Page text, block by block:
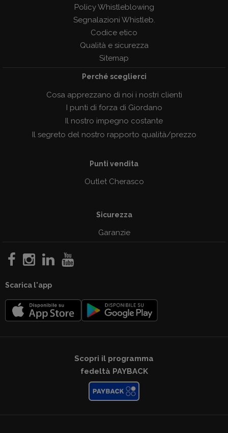
Policy Whistleblowing
Segnalazioni Whistleb.
Codice etico
Qualità e sicurezza
Sitemap
Perché sceglierci
Cosa apprezzano di noi i nostri clienti
I punti di forza di Giordano
Il nostro impegno costante
Il segreto del nostro rapporto qualità/prezzo
Punti vendita
Outlet Cherasco
Sicurezza
Garanzie
Scarica l'app
Scopri il programma
fedeltà PAYBACK